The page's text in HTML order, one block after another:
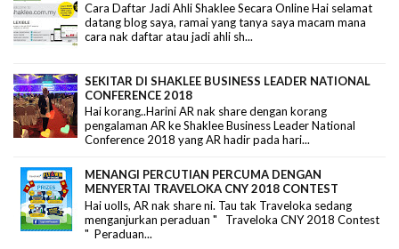
Cara Daftar Jadi Ahli Shaklee Secara Online Hai selamat
datang blog saya, ramai yang tanya saya macam mana
cara nak daftar atau jadi ahli sh...
SEKITAR DI SHAKLEE BUSINESS LEADER NATIONAL
CONFERENCE 2018
Hai korang..Harini AR nak share dengan korang
pengalaman AR ke Shaklee Business Leader National
Conference 2018 yang AR hadir pada hari...
MENANGI PERCUTIAN PERCUMA DENGAN
MENYERTAI TRAVELOKA CNY 2018 CONTEST
Hai uolls, AR nak share ni. Tau tak Traveloka sedang
menganjurkan peraduan " Traveloka CNY 2018 Contest
" Peraduan...